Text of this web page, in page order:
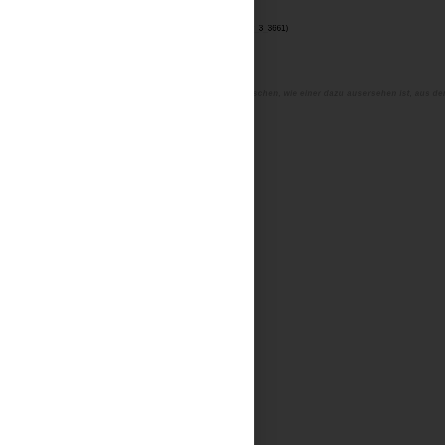
geschichte.digitale-sammlungen.de/decretum-gratiani/kapitel/dc_chapter_3_3661)